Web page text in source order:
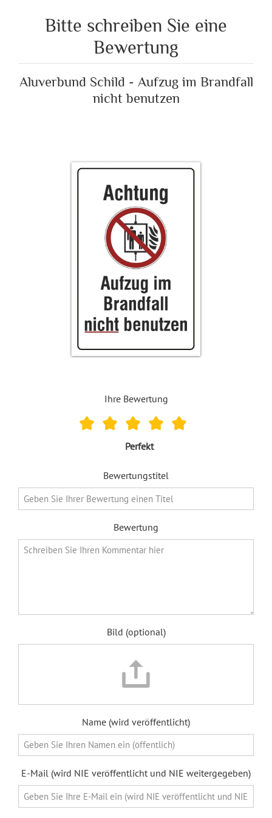
Bitte schreiben Sie eine
Bewertung
Aluverbund Schild - Aufzug im Brandfall
nicht benutzen
Ihre Bewertung
Perfekt
Bewertungstitel
Bewertung
Bild (optional)
Name (wird veröffentlicht)
E-Mail (wird NIE veröffentlicht und NIE weitergegeben)